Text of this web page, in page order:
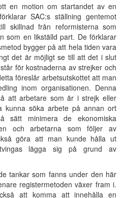
en motion om startandet av en
SAC:s ställning gentemot
skillnad från reformisterna som
som en likställd part. De förklarar
bygger på att hela tiden vara
det är möjligt se till att det i slut
för kostnaderna av strejker och
föreslår arbetsutskottet att man
inom organisationen. Denna
att arbetare som är i strejk eller
kunna söka arbete på annan ort
sätt minimera de ekonomiska
och arbetarna som följer av
göra att man kunde hålla ut
lägga sig på grund av
tankar som fanns under den här
registermetoden växer fram i.
att komma att innehålla en